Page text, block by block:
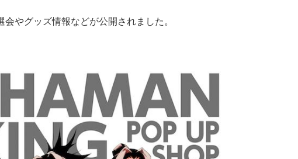
会やグッズ情報などが公開されました。